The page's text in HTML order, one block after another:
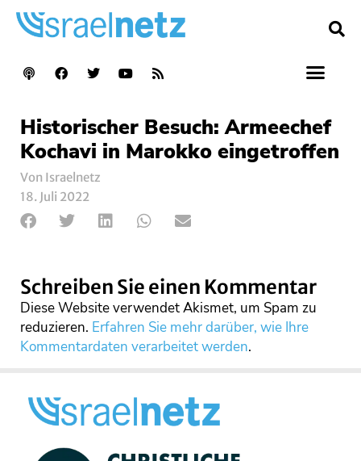
Historischer Besuch: Armeechef
Kochavi in Marokko eingetroffen
Von Israelnetz
18. Juli 2022
Schreiben Sie einen Kommentar
Diese Website verwendet Akismet, um Spam zu
reduzieren. Erfahren Sie mehr darüber, wie Ihre
Kommentardaten verarbeitet werden.